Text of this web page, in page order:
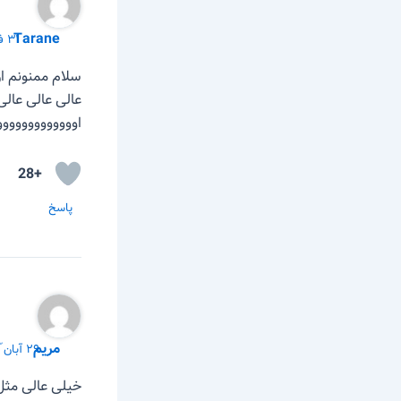
Tarane۳۱ فروردین ّ ۱۴۰۱ در ۲:۵۶ ب٫ظ
سلام ممنونم
عالی عالی
+28
پاسخ
مریم۲۹ آبان ّ ۱۴۰۱ در ۴:۴۲ ب٫ظ
خیلی عالی